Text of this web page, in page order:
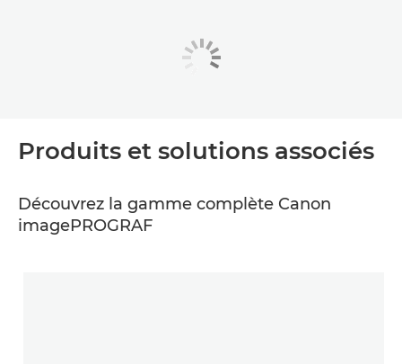
Produits et solutions associés
Découvrez la gamme complète Canon
imagePROGRAF